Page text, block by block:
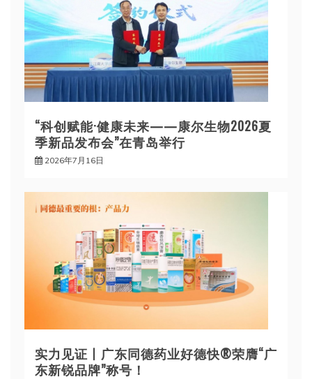
“科创赋能·健康未来——康尔生物2026夏
季新品发布会”在青岛举行
2026年7月16日
实力见证丨广东同德药业好德快®荣膺“广
东新锐品牌”称号！